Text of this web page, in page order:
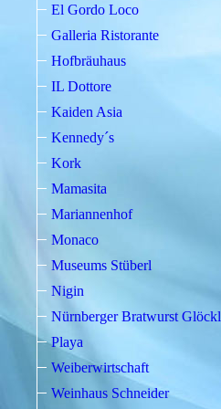
El Gordo Loco
Galleria Ristorante
Hofbräuhaus
IL Dottore
Kaiden Asia
Kennedy´s
Kork
Mamasita
Mariannenhof
Monaco
Museums Stüberl
Nigin
Nürnberger Bratwurst Glöckl
Playa
Weiberwirtschaft
Weinhaus Schneider